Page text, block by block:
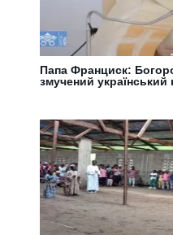
Папа Франциск:
змучений український